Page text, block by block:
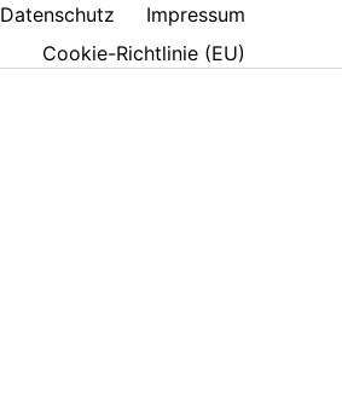
Datenschutz
Impressum
Cookie-Richtlinie (EU)